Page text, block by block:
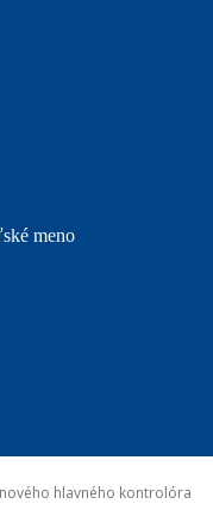
meno
hlavného kontrolóra